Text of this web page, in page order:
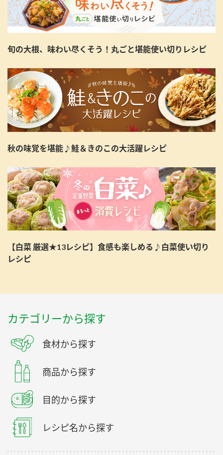
旬の大根、味わい尽くそう！丸ごと堪能使い切りレシピ
秋の味覚を堪能♪鮭＆きのこの大活躍レシピ
【白菜 厳選★13レシピ】食感も楽しめる♪白菜使い切り
レシピ
カテゴリーから探す
食材から探す
商品から探す
目的から探す
レシピ名から探す